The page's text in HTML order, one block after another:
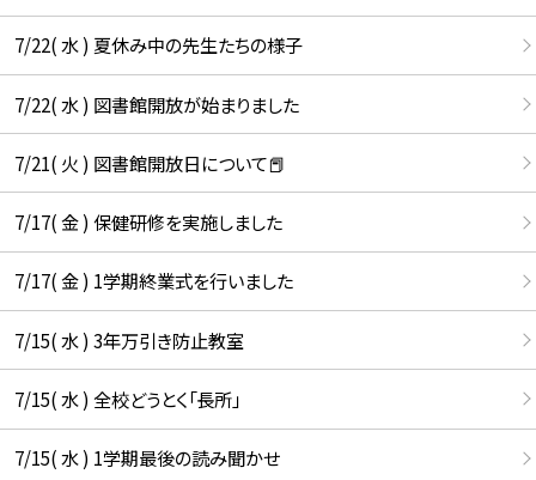
7/22( 水 ) 夏休み中の先生たちの様子
7/22( 水 ) 図書館開放が始まりました
7/21( 火 ) 図書館開放日について📕
7/17( 金 ) 保健研修を実施しました
7/17( 金 ) 1学期終業式を行いました
7/15( 水 ) 3年万引き防止教室
7/15( 水 ) 全校どうとく「長所」
7/15( 水 ) 1学期最後の読み聞かせ